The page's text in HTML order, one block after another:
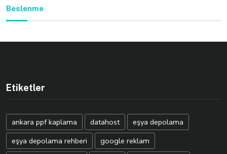
Beslenme
Etiketler
ankara ppf kaplama datahost
eşya depolama
eşya depolama rehberi
google reklam